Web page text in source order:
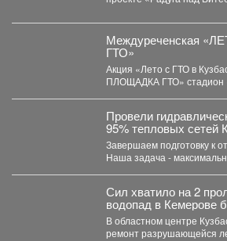
Витебске.
России,...
Междуреченская
ГТО»
Акция «Лето с ГТО в Кузбассе!»
ПЛОЩАДКА ГТО» стадион
Провели
95% тепловых сетей
Завершаем подготовку к
Наша задача -
Сил хватило на 2
водопад в Кемерове
ремонта
В областном центре
ремонт разрушающейся